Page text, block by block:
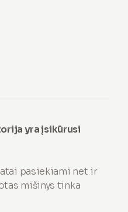
yra įsikūrusi
pasiekiami net ir
mišinys tinka